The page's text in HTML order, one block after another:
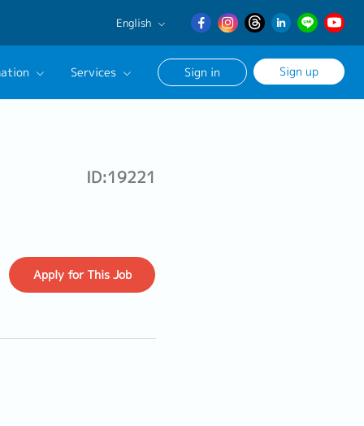
English
English
日本語
Services Sign in Sign up
ID:19221
Applyfor This Job